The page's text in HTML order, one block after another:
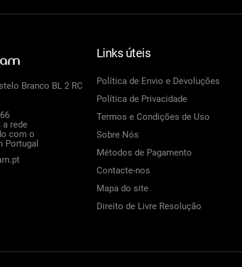
Branco BL 2 RC
a rede
com o
Portugal
Links úteis
Política de Envio e Devoluções
Política de Privacidade
Termos e Condições de Uso
Sobre Nós
Métodos de Pagamento
Contacte-nos
Mapa do site
Direito de Livre Resolução